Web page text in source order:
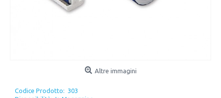
Altre immagini
Codice Prodotto: 303